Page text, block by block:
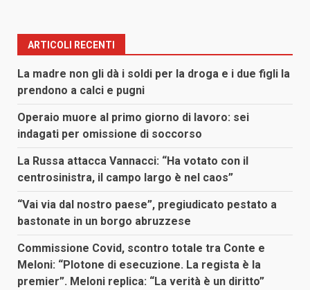
ARTICOLI RECENTI
La madre non gli dà i soldi per la droga e i due figli la
prendono a calci e pugni
Operaio muore al primo giorno di lavoro: sei
indagati per omissione di soccorso
La Russa attacca Vannacci: “Ha votato con il
centrosinistra, il campo largo è nel caos”
“Vai via dal nostro paese”, pregiudicato pestato a
bastonate in un borgo abruzzese
Commissione Covid, scontro totale tra Conte e
Meloni: “Plotone di esecuzione. La regista è la
premier”. Meloni replica: “La verità è un diritto”